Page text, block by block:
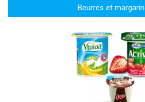
Beurres et